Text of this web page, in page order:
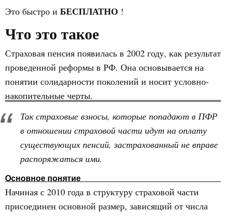
Это быстро и БЕСПЛАТНО !
Что это такое
Страховая пенсия появилась в 2002 году, как результат
проведенной реформы в РФ. Она основывается на
понятии солидарности поколений и носит условно-
накопительные черты.
Так страховые взносы, которые попадают в ПФР
в отношении страховой части идут на оплату
существующих пенсий, застрахованный не вправе
распоряжаться ими.
Основное понятие
Начиная с 2010 года в структуру страховой части
присоединен основной размер, зависящий от числа